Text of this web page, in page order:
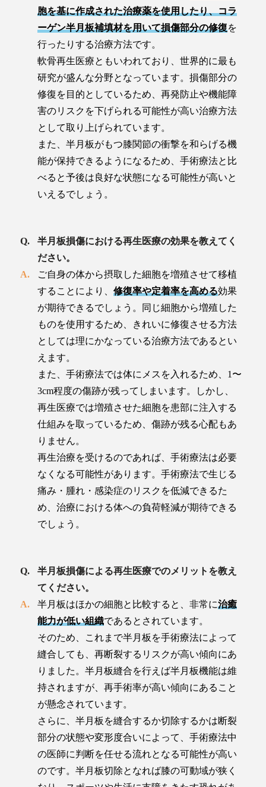
胞を基に作成された治療薬を使用したり、コラ
ーゲン半月板補填材を用いて損傷部分の修復を
行ったりする治療方法です。
軟骨再生医療ともいわれており、世界的に最も
研究が盛んな分野となっています。損傷部分の
修復を目的としているため、再発防止や機能障
害のリスクを下げられる可能性が高い治療方法
として取り上げられています。
また、半月板がもつ膝関節の衝撃を和らげる機
能が保持できるようになるため、手術療法と比
べると予後は良好な状態になる可能性が高いと
いえるでしょう。
半月板損傷における再生医療の効果を教えてく
ださい。
ご自身の体から摂取した細胞を増殖させて移植
することにより、 修復率や定着率を高める効果
が期待できるでしょう。同じ細胞から増殖した
ものを使用するため、きれいに修復させる方法
としては理にかなっている治療方法であるとい
えます。
また、手術療法では体にメスを入れるため、1〜
3cm程度の傷跡が残ってしまいます。しかし、
再生医療では増殖させた細胞を患部に注入する
仕組みを取っているため、傷跡が残る心配もあ
りません。
再生治療を受けるのであれば、手術療法は必要
なくなる可能性があります。手術療法で生じる
痛み・腫れ・感染症のリスクを低減できるた
め、治療における体への負荷軽減が期待できる
でしょう。
半月板損傷による再生医療でのメリットを教え
てください。
半月板はほかの細胞と比較すると、非常に治癒
能力が低い組織であるとされています。
そのため、これまで半月板を手術療法によって
縫合しても、再断裂するリスクが高い傾向にあ
りました。半月板縫合を行えば半月板機能は維
持されますが、再手術率が高い傾向にあること
が懸念されています。
さらに、半月板を縫合するか切除するかは断裂
部分の状態や変形度合いによって、手術療法中
の医師に判断を任せる流れとなる可能性が高い
のです。半月板切除となれば膝の可動域が狭く